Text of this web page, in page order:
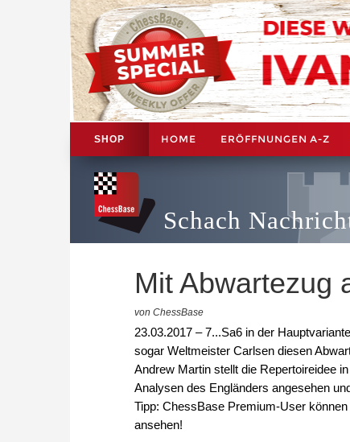
SHOP HOME ERÖFFNUNGEN A-Z
Schach
Mit Abwartezug
von ChessBase
23.03.2017 – 7...Sa6 in der
sogar Weltmeister Carlsen diesen
Andrew Martin stellt die Repertoireidee
Analysen des Engländers angesehen
Tipp: ChessBase Premium-User
ansehen!